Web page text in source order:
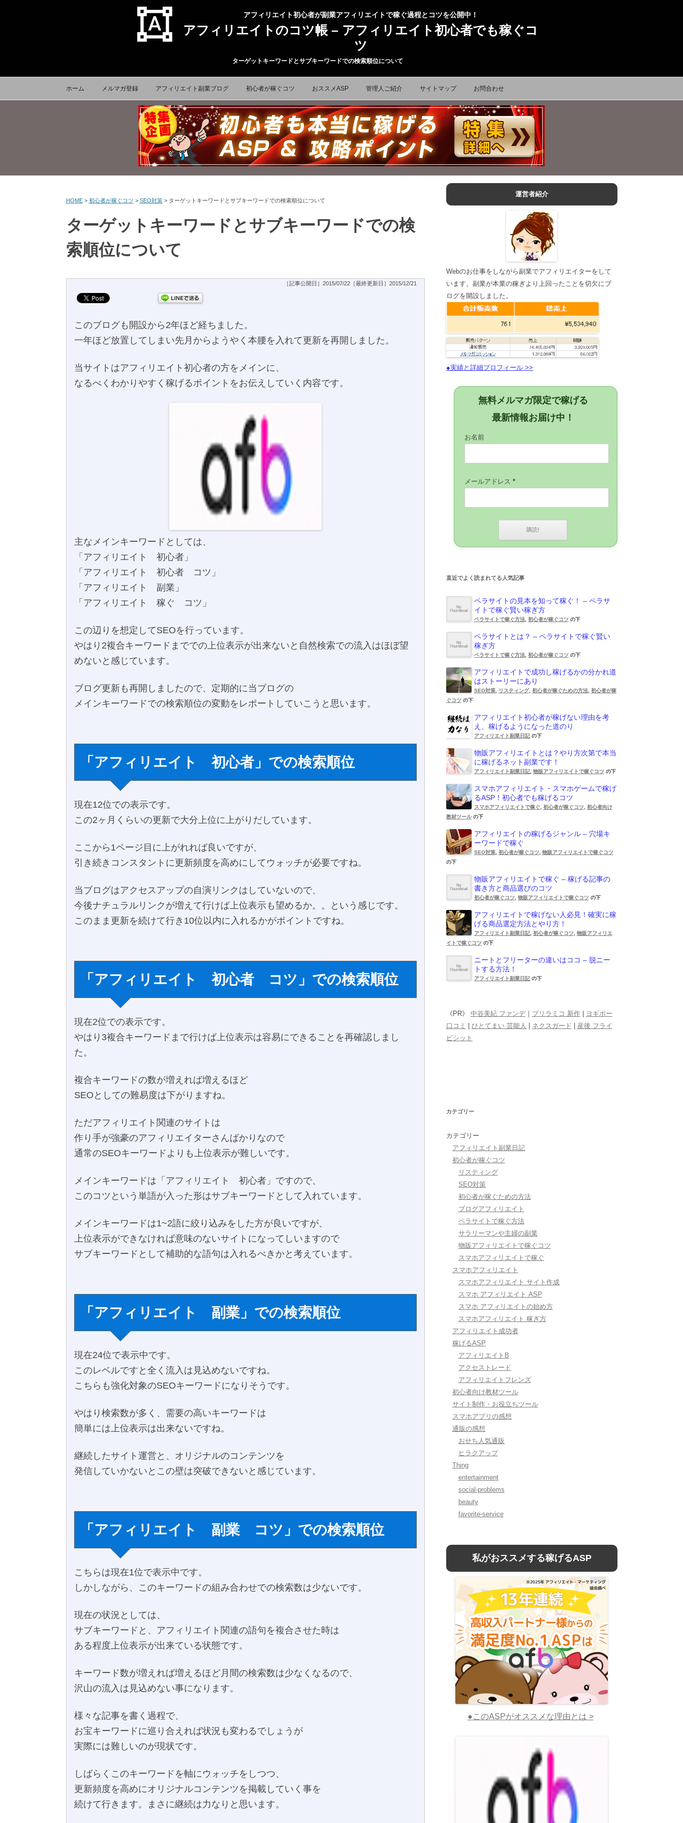
format_shapes アフィリエイト初心者が副業アフィリエイトで稼ぐ過程とコツを公開中！
アフィリエイトのコツ帳 – アフィリエイト初心者でも稼ぐコ
ツ
ターゲットキーワードとサブキーワードでの検索順位について
コンテンツへ移動
ホーム メルマガ登録 アフィリエイト副業ブログ 初心者が稼ぐコツ おススメASP 管理人ご紹介 サイトマップ お問合わせ
HOME> 初心者が稼ぐコツ > SEO対策> ターゲットキーワードとサブキーワードでの検索順位について
ターゲットキーワードとサブキーワードでの検
索順位について
［記事公開日］2015/07/22［最終更新日］2015/12/21
このブログも開設から2年ほど経ちました。
一年ほど放置してしまい先月からようやく本腰を入れて更新を再開しました。
当サイトはアフィリエイト初心者の方をメインに、
なるべくわかりやすく稼げるポイントをお伝えしていく内容です。
主なメインキーワードとしては、
「アフィリエイト 初心者」
「アフィリエイト 初心者 コツ」
「アフィリエイト 副業」
「アフィリエイト 稼ぐ コツ」
この辺りを想定してSEOを行っています。
やはり2複合キーワードまででの上位表示が出来ないと自然検索での流入はほぼ望
めないと感じています。
ブログ更新も再開しましたので、定期的に当ブログの
メインキーワードでの検索順位の変動をレポートしていこうと思います。
「アフィリエイト 初心者」での検索順位
現在12位での表示です。
この2ヶ月くらいの更新で大分上位に上がりだしています。
ここから1ページ目に上がれれば良いですが、
引き続きコンスタントに更新頻度を高めにしてウォッチが必要ですね。
当ブログはアクセスアップの自演リンクはしていないので、
今後ナチュラルリンクが増えて行けば上位表示も望めるか。。という感じです。
このまま更新を続けて行き10位以内に入れるかがポイントですね。
「アフィリエイト 初心者 コツ」での検索順位
現在2位での表示です。
やはり3複合キーワードまで行けば上位表示は容易にできることを再確認しまし
た。
複合キーワードの数が増えれば増えるほど
SEOとしての難易度は下がりますね。
ただアフィリエイト関連のサイトは
作り手が強豪のアフィリエイターさんばかりなので
通常のSEOキーワードよりも上位表示が難しいです。
メインキーワードは「アフィリエイト 初心者」ですので、
このコツという単語が入った形はサブキーワードとして入れています。
メインキーワードは1~2語に絞り込みをした方が良いですが、
上位表示ができなければ意味のないサイトになってしいますので
サブキーワードとして補助的な語句は入れるべきかと考えています。
「アフィリエイト 副業」での検索順位
現在24位で表示中です。
このレベルですと全く流入は見込めないですね。
こちらも強化対象のSEOキーワードになりそうです。
やはり検索数が多く、需要の高いキーワードは
簡単には上位表示は出来ないですね。
継続したサイト運営と、オリジナルのコンテンツを
発信していかないとこの壁は突破できないと感じています。
「アフィリエイト 副業 コツ」での検索順位
こちらは現在1位で表示中です。
しかしながら、このキーワードの組み合わせでの検索数は少ないです。
現在の状況としては、
サブキーワードと、アフィリエイト関連の語句を複合させた時は
ある程度上位表示が出来ている状態です。
キーワード数が増えれば増えるほど月間の検索数は少なくなるので、
沢山の流入は見込めない事になります。
様々な記事を書く過程で、
お宝キーワードに巡り合えれば状況も変わるでしょうが
実際には難しいのが現状です。
しばらくこのキーワードを軸にウォッチをしつつ、
更新頻度を高めにオリジナルコンテンツを掲載していく事を
続けて行きます。まさに継続は力なりと思います。
運営者紹介
Webのお仕事をしながら副業でアフィリエイターをして
います。副業が本業の稼ぎより上回ったことを切欠にブ
ログを開設しました。
●実績と詳細プロフィール >>
無料メルマガ限定で稼げる
最新情報お届け中！
お名前
メールアドレス *
直近でよく読まれてる人気記事
ペラサイトの見本を知って稼ぐ！ – ペラサ
イトで稼ぐ賢い稼ぎ方
ペラサイトで稼ぐ方法, 初心者が稼ぐコツ の下
ペラサイトとは？ – ペラサイトで稼ぐ賢い
稼ぎ方
ペラサイトで稼ぐ方法, 初心者が稼ぐコツ の下
アフィリエイトで成功し稼げるかの分かれ道
はストーリーにあり
SEO対策, リスティング, 初心者が稼ぐための方法, 初心者が稼
ぐコツ の下
アフィリエイト初心者が稼げない理由を考
え、稼げるようになった道のり
アフィリエイト副業日記の下
物販アフィリエイトとは？やり方次第で本当
に稼げるネット副業です！
アフィリエイト副業日記, 物販アフィリエイトで稼ぐコツ の下
スマホアフィリエイト・スマホゲームで稼げ
るASP！初心者でも稼げるコツ
スマホアフィリエイトで稼ぐ, 初心者が稼ぐコツ
初心者向け
教材ツールの下
アフィリエイトの稼げるジャンル – 穴場キ
ーワードで稼ぐ
SEO対策, 初心者が稼ぐコツ
物販アフィリエイトで稼ぐコツ
の下
物販アフィリエイトで稼ぐ – 稼げる記事の
書き方と商品選びのコツ
初心者が稼ぐコツ 物販アフィリエイトで稼ぐコツ の下
アフィリエイトで稼げない人必見！確実に稼
げる商品選定方法とやり方！
アフィリエイト副業日記, 初心者が稼ぐコツ
物販アフィリエ
イトで稼ぐコツ の下
ニートとフリーターの違いはココ – 脱ニー
トする方法！
アフィリエイト副業日記の下
《PR》 中谷美紀 ファンデ｜ ブリラミコ 新作| ヨギボー
口コミ | ひとてまい 芸能人 | ネクスガード | 産後 フライ
ビシット
カテゴリー
カテゴリー
アフィリエイト副業日記
初心者が稼ぐコツ
リスティング
SEO対策
初心者が稼ぐための方法
ブログアフィリエイト
ペラサイトで稼ぐ方法
サラリーマンや主婦の副業
物販アフィリエイトで稼ぐコツ
スマホアフィリエイトで稼ぐ
スマホアフィリエイト
スマホアフィリエイト サイト作成
スマホ アフィリエイト ASP
スマホ アフィリエイトの始め方
スマホアフィリエイト 稼ぎ方
アフィリエイト成功者
稼げるASP
アフィリエイトB
アクセストレード
アフィリエイトフレンズ
初心者向け教材ツール
サイト制作・お役立ちツール
スマホアプリの感想
通販の感想
おせち人気通販
ヒラクアップ
Thing
entertainment
social-problems
beauty
favorite-service
私がおススメする稼げるASP
●このASPがオススメな理由とは >